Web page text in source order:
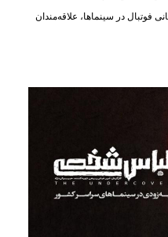
فوتبال در سینماها، علاقه‌مندان